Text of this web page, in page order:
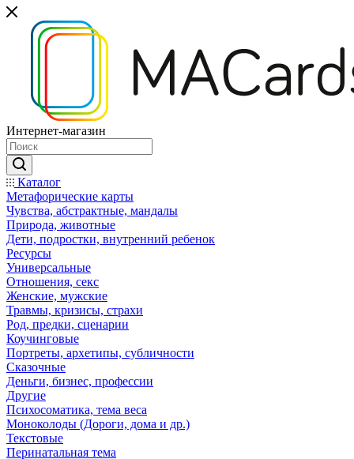
Интернет-магазин
Каталог
Mетафорические карты
Чувства, абстрактные, мандалы
Природа, животные
Дети, подростки, внутренний ребенок
Ресурсы
Универсальные
Отношения, секс
Женские, мужские
Травмы, кризисы, страхи
Род, предки, сценарии
Коучинговые
Портреты, архетипы, субличности
Сказочные
Деньги, бизнес, профессии
Другие
Психосоматика, тема веса
Моноколоды (Дороги, дома и др.)
Текстовые
Перинатальная тема